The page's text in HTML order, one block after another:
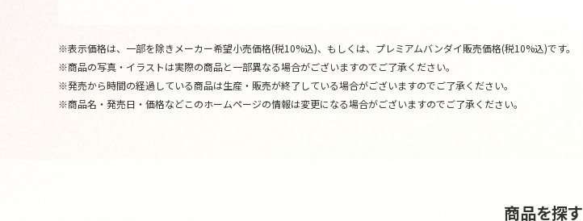
※表示価格は、一部を除きメーカー希望小売価格(税10%込)、もしくは、プレミアムバンダイ販売価格(税10%込)です。
※商品の写真・イラストは実際の商品と一部異なる場合がございますのでご了承ください。
※発売から時間の経過している商品は生産・販売が終了している場合がございますのでご了承ください。
※商品名・発売日・価格などこのホームページの情報は変更になる場合がございますのでご了承ください。
商品を探す